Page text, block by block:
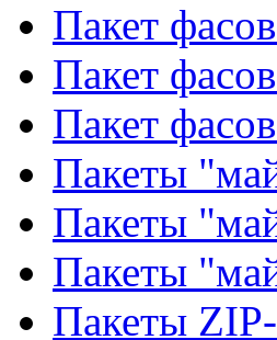
Пакет
Пакет
Пакет
Пакеты
Пакеты
Пакеты
Пакеты